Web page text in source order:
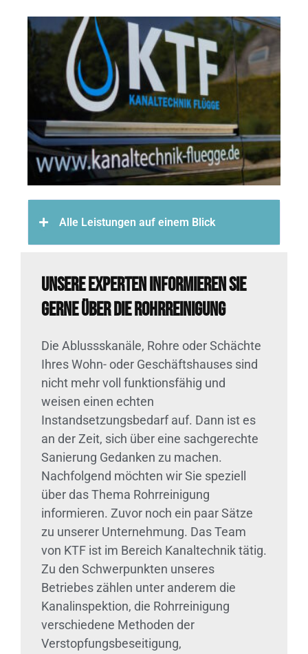
Alle Leistungen auf einem Blick
Unsere Experten informieren Sie
gerne über die Rohrreinigung
Die Ablussskanäle, Rohre oder Schächte
Ihres Wohn- oder Geschäftshauses sind
nicht mehr voll funktionsfähig und
weisen einen echten
Instandsetzungsbedarf auf. Dann ist es
an der Zeit, sich über eine sachgerechte
Sanierung Gedanken zu machen.
Nachfolgend möchten wir Sie speziell
über das Thema Rohrreinigung
informieren. Zuvor noch ein paar Sätze
zu unserer Unternehmung. Das Team
von KTF ist im Bereich Kanaltechnik tätig.
Zu den Schwerpunkten unseres
Betriebes zählen unter anderem die
Kanalinspektion, die Rohrreinigung
verschiedene Methoden der
Verstopfungsbeseitigung,